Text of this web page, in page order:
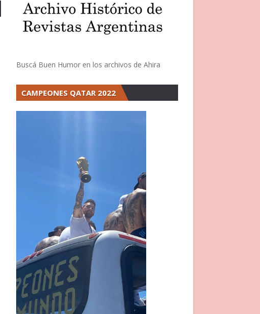
Buscá Buen Humor en los archivos de Ahira
CAMPEONES QATAR 2022